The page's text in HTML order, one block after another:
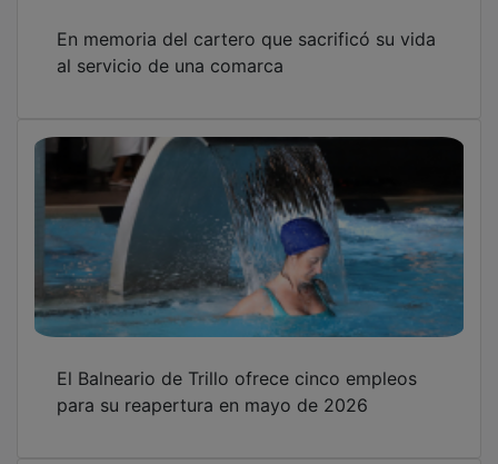
al servicio de una comarca
para su reapertura en mayo de 2026